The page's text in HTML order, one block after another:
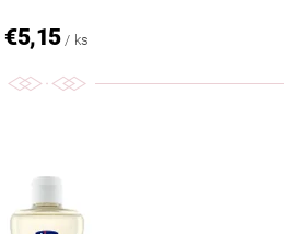
€5,15 / ks